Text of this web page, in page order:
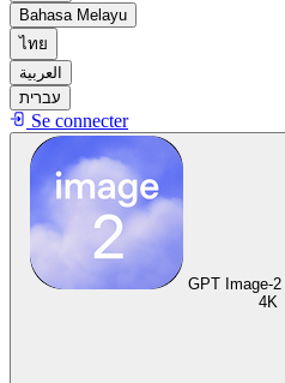
Bahasa Melayu
ไทย
العربية
עברית
Se connecter
GPT Image-2
4K